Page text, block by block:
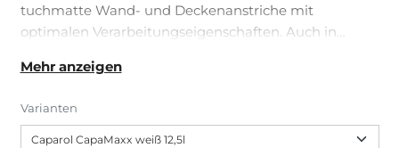
tuchmatte Wand- und Deckenanstriche mit
optimalen Verarbeitungseigenschaften. Auch in
Kombination mit Capaver AkkordVlies Z200S und
strukturarme und außergewöhnlich glatte Flächen
herstellen.
Mehr anzeigen
Varianten